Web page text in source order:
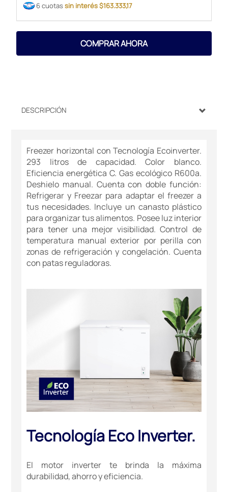
6 cuotassin interés $163.333,17
COMPRAR AHORA
DESCRIPCIÓN
Freezer horizontal con Tecnología Ecoinverter.
293 litros de capacidad. Color blanco.
Eficiencia energética C. Gas ecológico R600a.
Deshielo manual. Cuenta con doble función:
Refrigerar y Freezar para adaptar el freezer a
tus necesidades. Incluye un canasto plástico
para organizar tus alimentos. Posee luz interior
para tener una mejor visibilidad. Control de
temperatura manual exterior por perilla con
zonas de refrigeración y congelación. Cuenta
con patas reguladoras.
Tecnología Eco Inverter.
El motor inverter te brinda la máxima
durabilidad, ahorro y eficiencia.